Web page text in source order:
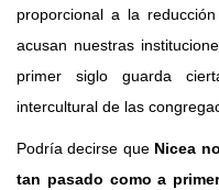
proporcional a la
acusan nuestras
primer siglo guarda
intercultural de las
Podría decirse que Nicea
tan pasado como a